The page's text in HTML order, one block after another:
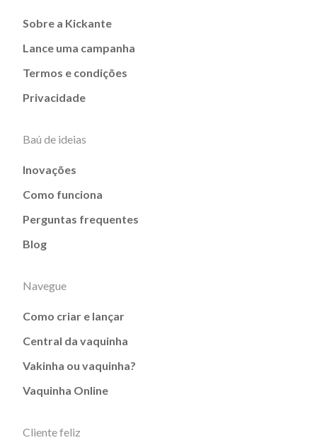
Sobre a Kickante
Lance uma campanha
Termos e condições
Privacidade
Baú de ideias
Inovações
Como funciona
Perguntas frequentes
Blog
Navegue
Como criar e lançar
Central da vaquinha
Vakinha ou vaquinha?
Vaquinha Online
Cliente feliz